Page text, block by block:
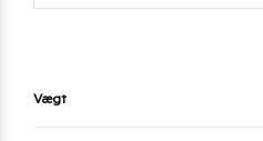
Vægt